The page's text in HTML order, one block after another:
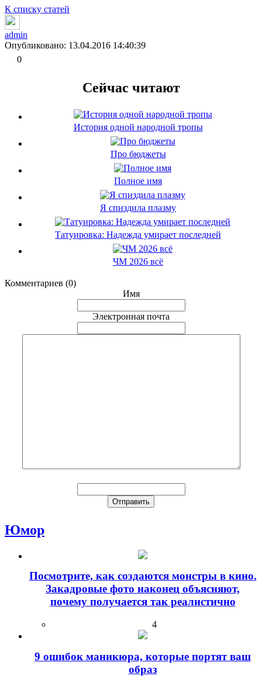
К списку статей
admin
Опубликовано: 13.04.2016 14:40:39
0
Сейчас читают
История одной народной тропы
Про бюджеты
Полное имя
Я спиздила плазму
Татуировка: Надежда умирает последней
ЧМ 2026 всё
Комментариев (0)
Имя
Электронная почта
Юмор
Посмотрите, как создаются монстры в кино.
Закадровые фото наконец объясняют,
почему получается так реалистично
4
9 ошибок маникюра, которые портят ваш
образ